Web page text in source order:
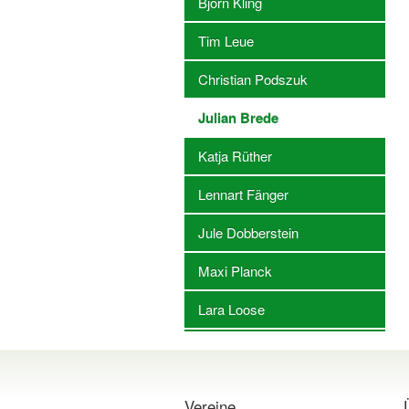
Tim Leue
Christian Podszuk
Julian Brede
Katja Rüther
Lennart Fänger
Jule Dobberstein
Maxi Planck
Lara Loose